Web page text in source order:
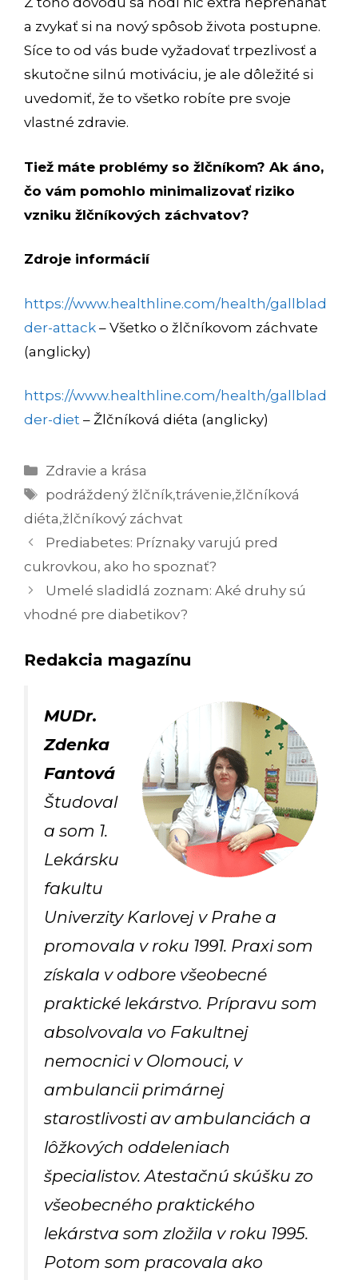
a zvykať si na nový spôsob života postupne.
Síce to od vás bude vyžadovať trpezlivosť a
skutočne silnú motiváciu, je ale dôležité si
uvedomiť, že to všetko robíte pre svoje
vlastné zdravie.
Tiež máte problémy so žlčníkom? Ak áno,
čo vám pomohlo minimalizovať riziko
vzniku žlčníkových záchvatov?
Zdroje informácií
https://www.healthline.com/health/gallblad
der-attack – Všetko o žlčníkovom záchvate
(anglicky)
https://www.healthline.com/health/gallblad
der-diet – Žlčníková diéta (anglicky)
Kategórie
Zdravie a krása
Značky
podráždený žlčník,trávenie,žlčníková
diéta,žlčníkový záchvat
Navigácia
článkami
Prediabetes: Príznaky varujú pred
cukrovkou, ako ho spoznať?
Umelé sladidlá zoznam: Aké druhy sú
vhodné pre diabetikov?
Redakcia magazínu
MUDr.
Zdenka
Fantová
Študoval
a som 1.
Lekársku
fakultu
Univerzity Karlovej v Prahe a
promovala v roku 1991. Praxi som
získala v odbore všeobecné
praktické lekárstvo. Prípravu som
absolvovala vo Fakultnej
nemocnici v Olomouci, v
ambulancii primárnej
starostlivosti av ambulanciách a
lôžkových oddeleniach
špecialistov. Atestačnú skúšku zo
všeobecného praktického
lekárstva som zložila v roku 1995.
Potom som pracovala ako